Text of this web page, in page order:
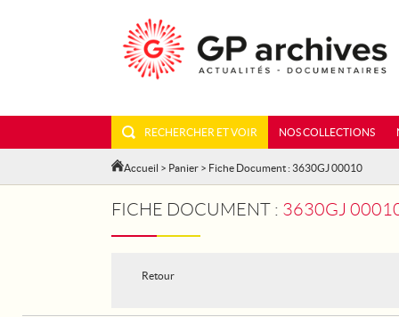
RECHERCHER ET VOIR NOS COLLECTIONS
Accueil > Panier > Fiche Document : 3630GJ 00010
FICHE DOCUMENT : 3630GJ
Retour